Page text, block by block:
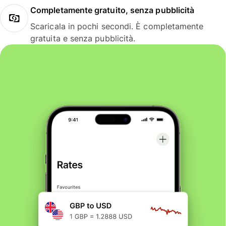
Completamente gratuito, senza pubblicità
Scaricala in pochi secondi. È completamente
gratuita e senza pubblicità.